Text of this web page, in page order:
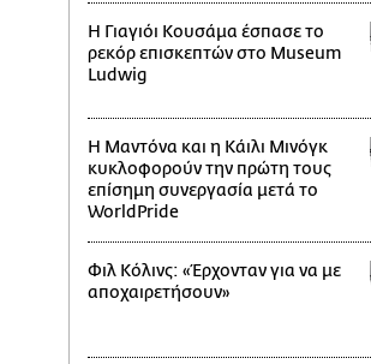
Η Γιαγιόι Κουσάμα έσπασε το
ρεκόρ επισκεπτών στο Museum
Ludwig
Η Μαντόνα και η Κάιλι Μινόγκ
κυκλοφορούν την πρώτη τους
επίσημη συνεργασία μετά το
WorldPride
Φιλ Κόλινς: «Έρχονταν για να με
αποχαιρετήσουν»